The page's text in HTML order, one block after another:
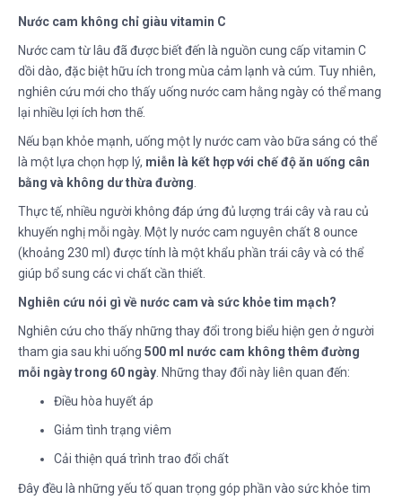
Nước cam không chỉ giàu vitamin C
Nước cam từ lâu đã được biết đến là nguồn cung cấp vitamin C
dồi dào, đặc biệt hữu ích trong mùa cảm lạnh và cúm. Tuy nhiên,
nghiên cứu mới cho thấy uống nước cam hằng ngày có thể mang
lại nhiều lợi ích hơn thế.
Nếu bạn khỏe mạnh, uống một ly nước cam vào bữa sáng có thể
là một lựa chọn hợp lý, miễn là kết hợp với chế độ ăn uống cân
bằng và không dư thừa đường
Thực tế, nhiều người không đáp ứng đủ lượng trái cây và rau củ
khuyến nghị mỗi ngày. Một ly nước cam nguyên chất 8 ounce
(khoảng 230 ml) được tính là một khẩu phần trái cây và có thể
giúp bổ sung các vi chất cần thiết.
Nghiên cứu nói gì về nước cam và sức khỏe tim mạch?
Nghiên cứu cho thấy những thay đổi trong biểu hiện gen ở người
tham gia sau khi uống 500 ml nước cam không thêm đường
mỗi ngày trong 60 ngày . Những thay đổi này liên quan đến:
Điều hòa huyết áp
Giảm tình trạng viêm
Cải thiện quá trình trao đổi chất
Đây đều là những yếu tố quan trọng góp phần vào sức khỏe tim